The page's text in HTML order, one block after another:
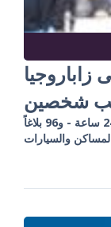
شخصين
السلطات: 911 غارة على 40 مستوطنة خلال 24 ساعة - و96 بلاغاً
والسيارات